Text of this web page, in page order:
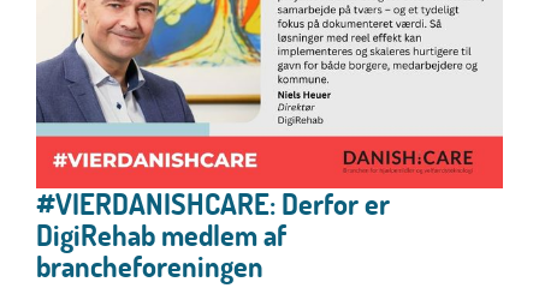
#VIERDANISHCARE: Derfor er
DigiRehab medlem af
brancheforeningen